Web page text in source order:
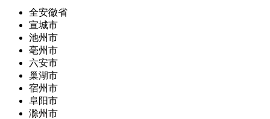
全安徽省
宣城市
池州市
亳州市
六安市
巢湖市
宿州市
阜阳市
滁州市